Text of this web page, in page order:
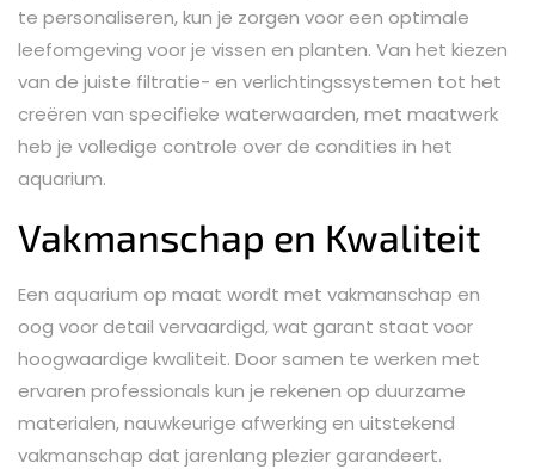
te personaliseren, kun je zorgen voor een optimale
leefomgeving voor je vissen en planten. Van het kiezen
van de juiste filtratie- en verlichtingssystemen tot het
creëren van specifieke waterwaarden, met maatwerk
heb je volledige controle over de condities in het
aquarium.
Vakmanschap en Kwaliteit
Een aquarium op maat wordt met vakmanschap en
oog voor detail vervaardigd, wat garant staat voor
hoogwaardige kwaliteit. Door samen te werken met
ervaren professionals kun je rekenen op duurzame
materialen, nauwkeurige afwerking en uitstekend
vakmanschap dat jarenlang plezier garandeert.